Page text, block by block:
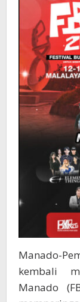
Manado-
kembali
Manado